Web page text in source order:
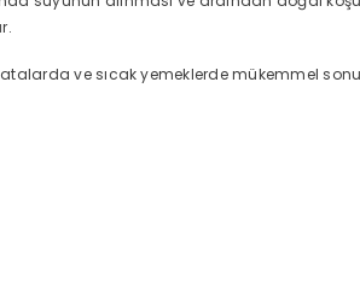
ve sıcak yemeklerde mükemmel